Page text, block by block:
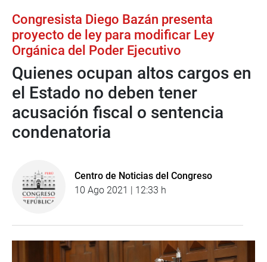
Congresista Diego Bazán presenta
proyecto de ley para modificar Ley
Orgánica del Poder Ejecutivo
Quienes ocupan altos cargos en
el Estado no deben tener
acusación fiscal o sentencia
condenatoria
Centro de Noticias del Congreso
10 Ago 2021 | 12:33 h